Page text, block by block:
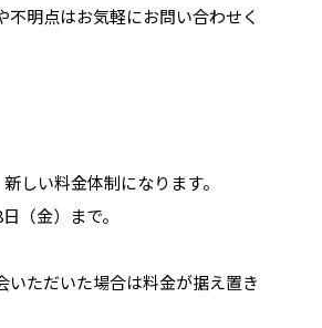
不明点はお気軽にお問い合わせく
しい料金体制になります。
（金）まで。
いただいた場合は料金が据え置き